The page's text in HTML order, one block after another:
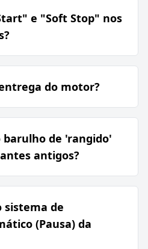
e "Soft Stop" nos
do motor?
barulho de 'rangido'
antigos?
sistema de
(Pausa) da